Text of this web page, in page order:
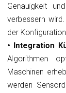
Genauigkeit
verbessern
der
• Integration
Algorithmen
Maschinen
werden